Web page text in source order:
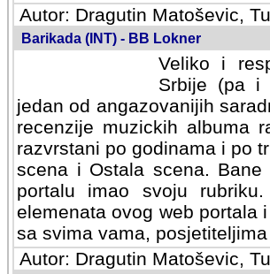
Autor: Dragutin Matoševic,
Barikada (INT) - BB Lokner
Veliko i
Srbije (pa i
jedan od angazovanijih
recenzije muzickih albuma
razvrstani po godinama i po
scena i Ostala scena.
portalu imao svoju
elemenata ovog web portala
sa svima vama,
Autor: Dragutin Matoševic,